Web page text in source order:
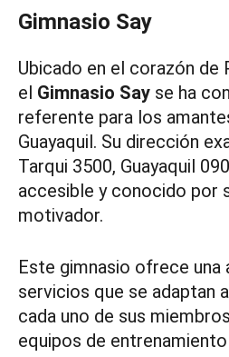
Gimnasio Say
Ubicado en el corazón de
el Gimnasio Say se ha
referente para los
Guayaquil. Su dirección
Tarqui 3500, Guayaquil
accesible y conocido por
motivador.
Este gimnasio ofrece una
servicios que se adaptan
cada uno de sus
equipos de